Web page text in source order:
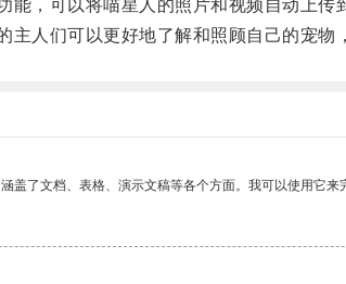
，可以将喵星人的照片和视频自动上传
人们可以更好地了解和照顾自己的宠物
盖了文档、表格、演示文稿等各个方面。我可以使用它来